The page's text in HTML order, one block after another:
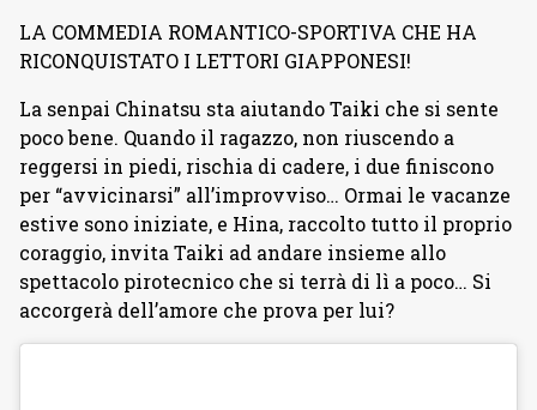
LA COMMEDIA ROMANTICO-SPORTIVA CHE HA
RICONQUISTATO I LETTORI GIAPPONESI!
La senpai Chinatsu sta aiutando Taiki che si sente
poco bene. Quando il ragazzo, non riuscendo a
reggersi in piedi, rischia di cadere, i due finiscono
per “avvicinarsi” all’improvviso… Ormai le vacanze
estive sono iniziate, e Hina, raccolto tutto il proprio
coraggio, invita Taiki ad andare insieme allo
spettacolo pirotecnico che si terrà di lì a poco… Si
accorgerà dell’amore che prova per lui?